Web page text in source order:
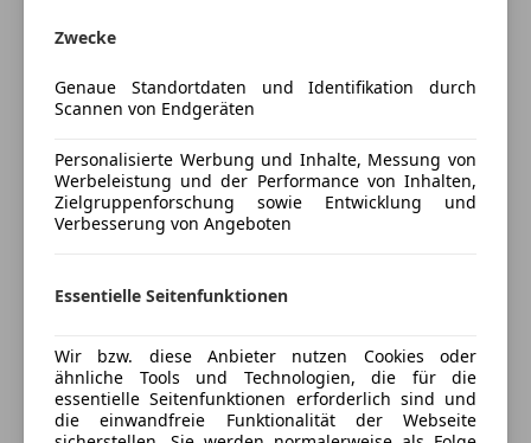
Sitzheizung
Tempomat
Bluetooth
Bordcomputer
DAB-Radio
Soundsystem
ABS
Abstandstempomat
Beifahrerairbag
Innen Carbon Optik
elektrische Heckklappe, ...
Finanzierung auch OHNE Anzahlung möglich
GARANTIE für Gebrauchtwagen bis zu 36 MONATE
Telefonische Terminvereinbarung unter +43 676 35 44
716
Hr. Kristo
Mehr anzeigen
Preisbewertung
Mehr anzeigen
Kfz-Versicherung
Versicherungsschutz an Ihre Bedürfnisse
Zwecke
Genaue Standortdaten und Identifikation durch
Scannen von Endgeräten
Personalisierte Werbung und Inhalte, Messung von
Werbeleistung und der Performance von Inhalten,
Zielgruppenforschung sowie Entwicklung und
Verbesserung von Angeboten
Essentielle Seitenfunktionen
Wir bzw. diese Anbieter nutzen Cookies oder
ähnliche Tools und Technologien, die für die
essentielle Seitenfunktionen erforderlich sind und
die einwandfreie Funktionalität der Webseite